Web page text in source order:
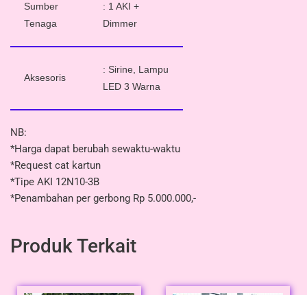
Sumber
Tenaga
: 1 AKI +
Dimmer
Aksesoris
: Sirine, Lampu
LED 3 Warna
NB:
*Harga dapat berubah sewaktu-waktu
*Request cat kartun
*Tipe AKI 12N10-3B
*Penambahan per gerbong Rp 5.000.000,-
Produk Terkait